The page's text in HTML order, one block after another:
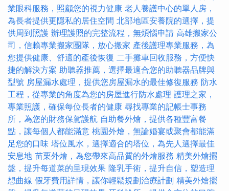
業眼科服務，照顧您的視力健康 老人養護中心的單人房，
為長者提供更隱私的居住空間 北部地區安養院的選擇，提
供周到照護 辦理護照的完整流程，無煩惱申請 高雄搬家公
司，信賴專業搬家團隊，放心搬家 產後護理專業服務，為
您提供健康、舒適的產後恢復 二手攤車回收服務，方便快
捷的解決方案 助聽器推薦，選擇最適合您的助聽器品牌與
型號 房屋漏水處理，提供您房屋漏水的最佳修復服務 防水
工程，從專業的角度為您的房屋進行防水處理 護理之家，
專業照護，確保每位長者的健康 尋找專業的記帳士事務
所，為您的財務保駕護航 自助餐外燴，提供各種豐富餐
點，讓每個人都能滿意 桃園外燴，無論婚宴或聚會都能滿
足您的口味 塔位風水，選擇適合的塔位，為先人選擇最佳
安息地 苗栗外燴，為您帶來高品質的外燴服務 精美外燴擺
盤，提升每道菜的呈現效果 隆乳手術，提升自信，塑造理
想曲線 假牙費用詳情，讓你輕鬆規劃治療計劃 精美外燴擺